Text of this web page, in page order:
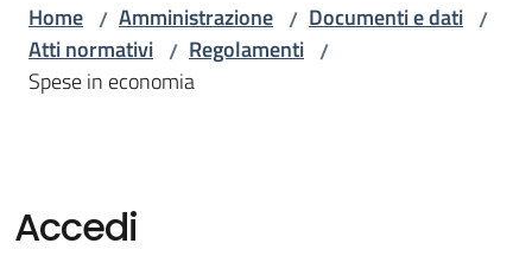
Amministrazione
Menu selezionato
Home / Amministrazione / Documenti e dati /
Atti normativi / Regolamenti /
Spese in economia
Accedi